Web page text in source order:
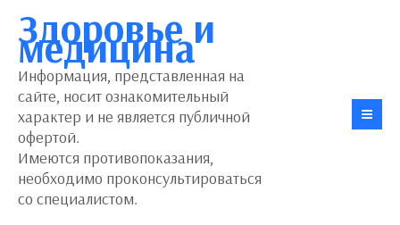
Здоровье и
медицина
Информация, представленная на
сайте, носит ознакомительный
характер и не является публичной
офертой.
Имеются противопоказания,
необходимо проконсультироваться
со специалистом.